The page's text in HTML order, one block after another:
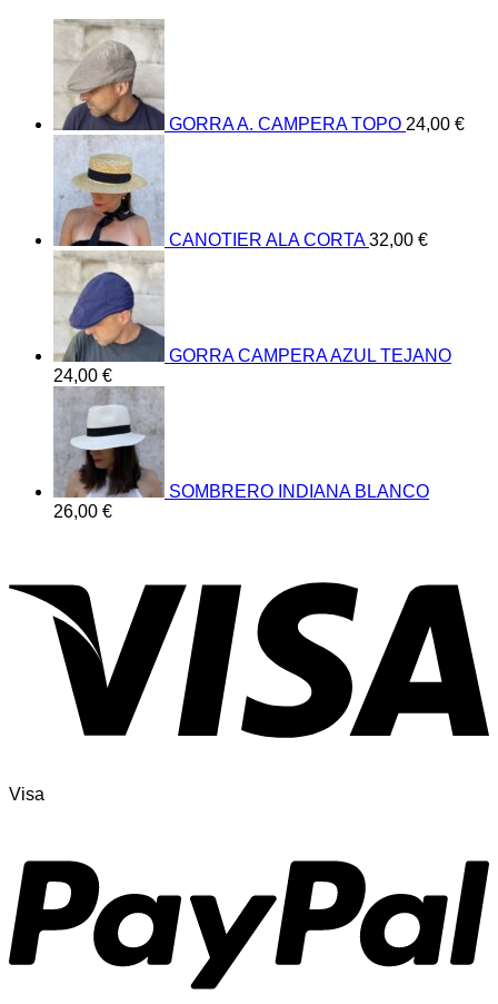
GORRA A. CAMPERA TOPO 24,00 €
CANOTIER ALA CORTA 32,00 €
GORRA CAMPERA AZUL TEJANO
24,00 €
SOMBRERO INDIANA BLANCO
26,00 €
Visa